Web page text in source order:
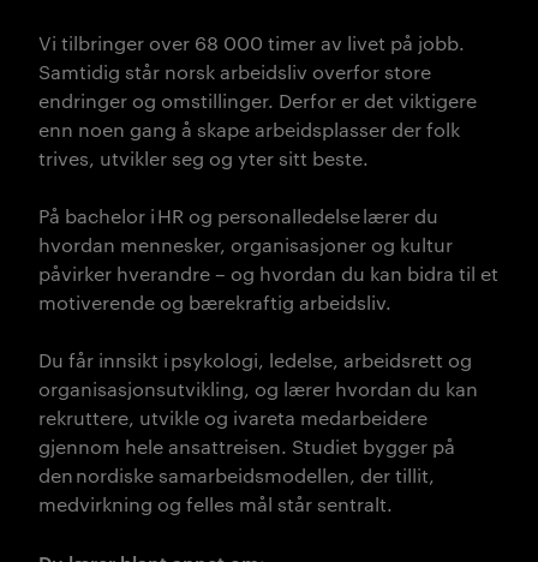
Vi tilbringer over 68 000 timer av livet på jobb.
Samtidig står norsk arbeidsliv overfor store
endringer og omstillinger. Derfor er det viktigere
enn noen gang å skape arbeidsplasser der folk
trives, utvikler seg og yter sitt beste.
På bachelor i HR og personalledelse lærer du
hvordan mennesker, organisasjoner og kultur
påvirker hverandre – og hvordan du kan bidra til et
motiverende og bærekraftig arbeidsliv.
Du får innsikt i psykologi, ledelse, arbeidsrett og
organisasjonsutvikling, og lærer hvordan du kan
rekruttere, utvikle og ivareta medarbeidere
gjennom hele ansattreisen. Studiet bygger på
den nordiske samarbeidsmodellen, der tillit,
medvirkning og felles mål står sentralt.